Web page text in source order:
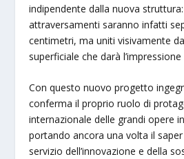
indipendente dalla nuova
attraversamenti saranno infatti
centimetri, ma uniti visivamente
superficiale che darà
Con questo nuovo progetto
conferma il proprio ruolo di
internazionale delle grandi opere
portando ancora una volta il
servizio dell’innovazione e della